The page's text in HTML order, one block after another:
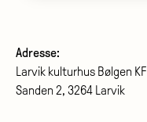
Adresse:
Larvik kulturhus Bølgen KF
Sanden 2, 3264 Larvik